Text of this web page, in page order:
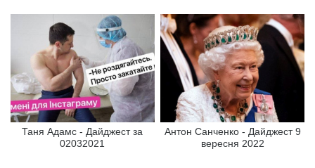
Таня Адамс - Дайджест за
02032021
Антон Санченко - Дайджест 9
вересня 2022